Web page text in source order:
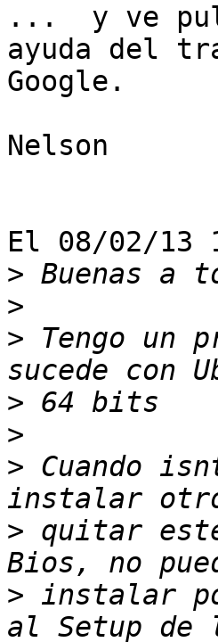
...  y ve
ayuda del
Google.
Nelson
El 08/02/13
>
>
> Tengo un
>
>
> Cuando
> quitar
> instalar